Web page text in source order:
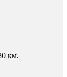
км.